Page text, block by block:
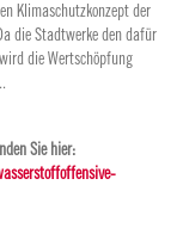
Klimaschutzkonzept der
die Stadtwerke den dafür
die Wertschöpfung
Sie hier: